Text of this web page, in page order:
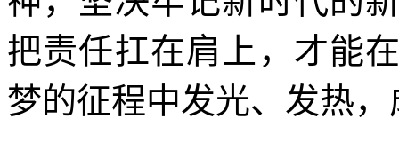
把责任扛在肩上，才能
梦的征程中发光、发热